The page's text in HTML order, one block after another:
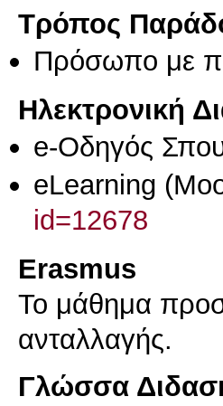
Τρόπος
Πρόσωπο με
Ηλεκτρονική
e-Οδηγός
eLearning
id=12678
Erasmus
Το μάθημα
ανταλλαγής.
Γλώσσα